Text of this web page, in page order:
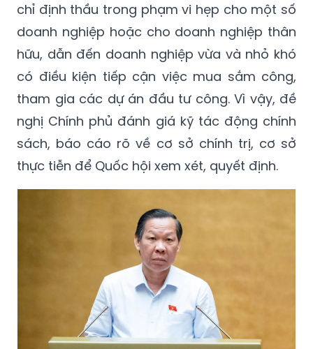
chỉ định thầu trong phạm vi hẹp cho một số
doanh nghiệp hoặc cho doanh nghiệp thân
hữu, dẫn đến doanh nghiệp vừa và nhỏ khó
có điều kiện tiếp cận việc mua sắm công,
tham gia các dự án đầu tư công. Vì vậy, đề
nghị Chính phủ đánh giá kỹ tác động chính
sách, báo cáo rõ về cơ sở chính trị, cơ sở
thực tiễn để Quốc hội xem xét, quyết định.